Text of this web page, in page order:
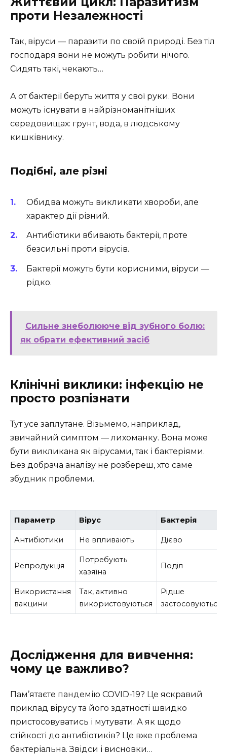
проти Незалежності
Так, віруси — паразити по своїй природі. Без тіл
господаря вони не можуть робити нічого.
Сидять такі, чекають…
А от бактерії беруть життя у свої руки. Вони
можуть існувати в найрізноманітніших
середовищах: грунт, вода, в людському
кишківнику.
Подібні, але різні
Обидва можуть викликати хвороби, але
характер дії різний.
Антибіотики вбивають бактерії, проте
безсильні проти вірусів.
Бактерії можуть бути корисними, віруси —
рідко.
Сильне знеболююче від зубного болю:
як обрати ефективний засіб
Клінічні виклики: інфекцію не
просто розпізнати
Тут усе заплутане. Візьмемо, наприклад,
звичайний симптом — лихоманку. Вона може
бути викликана як вірусами, так і бактеріями.
Без добрача аналізу не розбереш, хто саме
збудник проблеми.
Параметр Вірус Бактерія
Антибіотики Не впливають Дієво
Репродукція
Потребують
хазяїна
Поділ
Використання
вакцини
Так, активно
використовуються
Рідше
застосовуються
Дослідження для вивчення:
чому це важливо?
Пам’ятаєте пандемію COVID-19? Це яскравий
приклад вірусу та його здатності швидко
пристосовуватись і мутувати. А як щодо
стійкості до антибіотиків? Це вже проблема
бактеріальна. Звідси і висновки…